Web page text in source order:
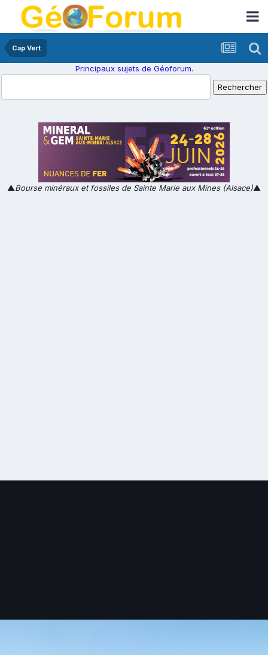
Cap Vert
Principaux sujets de Géoforum.
▲Bourse minéraux et fossiles de Sainte Marie aux Mines (Alsace)▲